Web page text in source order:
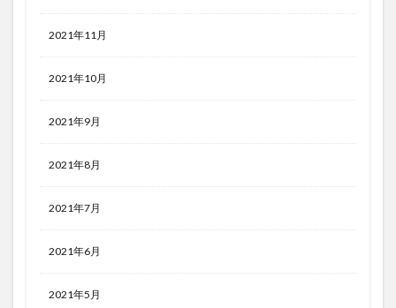
2021年11月
2021年10月
2021年9月
2021年8月
2021年7月
2021年6月
2021年5月